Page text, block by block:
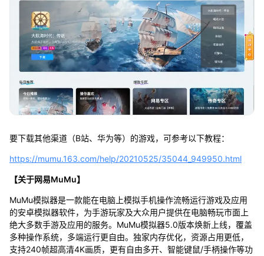
要下载其他渠道（B站、华为等）的游戏，可参考以下教程：
https://mumu.163.com/help/20210525/35044_949950.html
【关于网易MuMu】
MuMu模拟器是一款能在电脑上模拟手机操作流畅运行游戏及应用
的安卓模拟器软件，为手游玩家及大众用户提供在电脑畅玩市面上
绝大多数手游及应用的服务。MuMu模拟器5.0版本焕新上线，覆盖
多种操作系统，多端运行更自由。独家内存优化，资源占用更低，
支持240帧超高清4K画质，更有自由多开、智能键鼠/手柄操作等功